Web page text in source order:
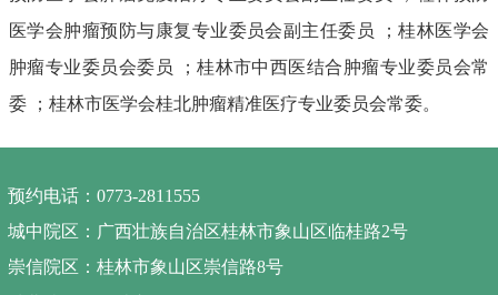
医学会肿瘤预防与康复专业委员会副主任委员
；桂林医学会
肿瘤专业委员会委员
；桂林市中西医结合肿瘤专业委员会常
委
；桂林市医学会桂北肿瘤精准医疗专业委员会常委。
预约电话：0773-2811555
城中院区：广西壮族自治区桂林市象山区临桂路2号
崇信院区：桂林市象山区崇信路8号